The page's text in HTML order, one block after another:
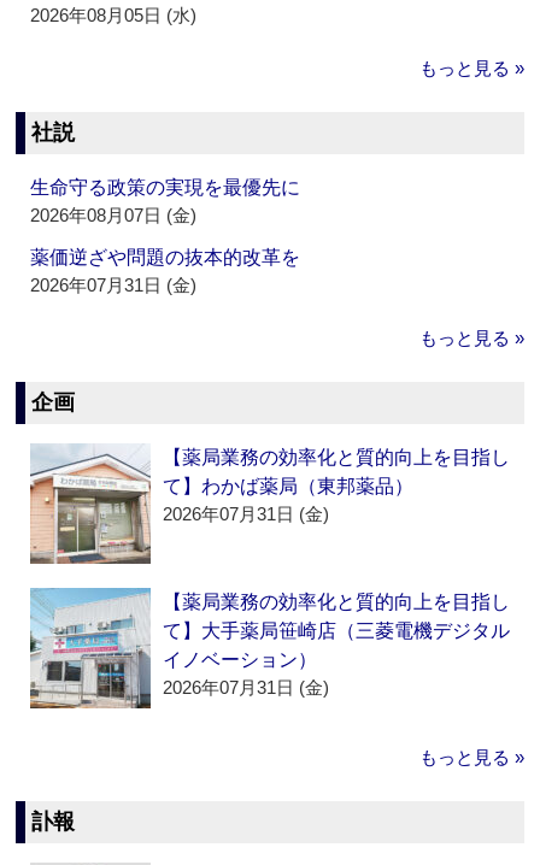
2026年08月05日 (水)
もっと見る »
社説
生命守る政策の実現を最優先に
2026年08月07日 (金)
薬価逆ざや問題の抜本的改革を
2026年07月31日 (金)
もっと見る »
企画
【薬局業務の効率化と質的向上を目指し
て】わかば薬局（東邦薬品）
2026年07月31日 (金)
【薬局業務の効率化と質的向上を目指し
て】大手薬局笹崎店（三菱電機デジタル
イノベーション）
2026年07月31日 (金)
もっと見る »
訃報